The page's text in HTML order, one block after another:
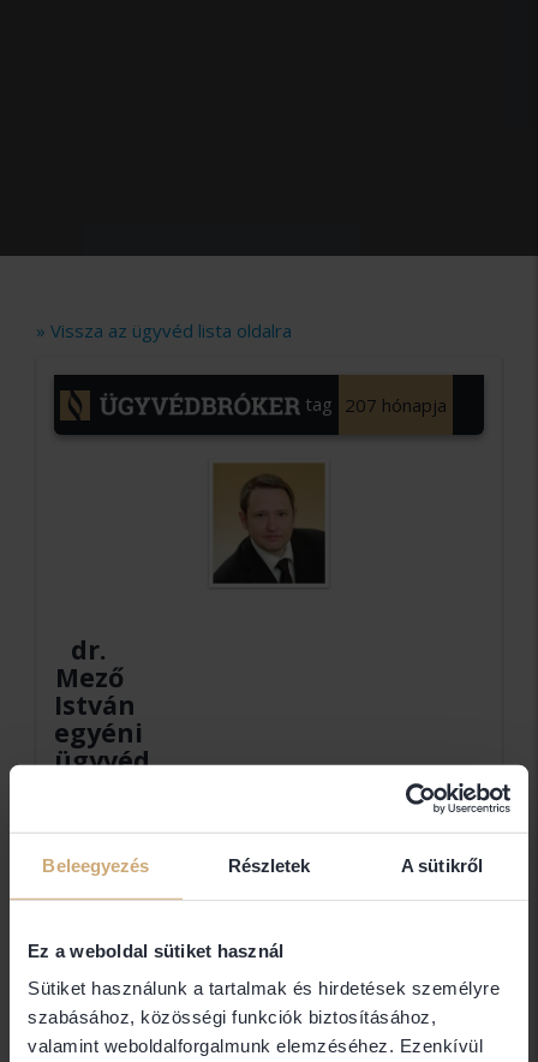
Beleegyezés Részletek A sütikről
Ez a weboldal sütiket használ
Sütiket használunk a tartalmak és hirdetések személyre
szabásához, közösségi funkciók biztosításához,
valamint weboldalforgalmunk elemzéséhez. Ezenkívül
» Vissza az ügyvéd lista oldalra
tag 207 hónapja
dr.
Mező
István
egyéni
ügyvéd
Elérhetőségek
4026 Debrecen Péterfia utca 4 II. em 207/b
36/70/2527950
Ügyfélfogadás